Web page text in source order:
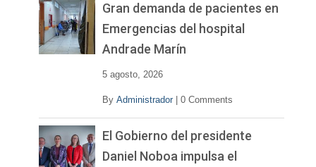
Gran demanda de pacientes en
Emergencias del hospital
Andrade Marín
5 agosto, 2026
By Administrador 0 Comments
El Gobierno del presidente
Daniel Noboa impulsa el